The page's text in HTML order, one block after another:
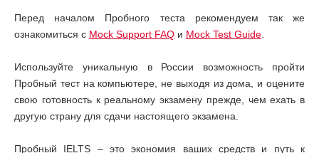
Перед началом Пробного теста рекомендуем так же
ознакомиться с Mock Support FAQ и Mock Test Guide
Используйте уникальную в России возможность пройти
Пробный тест на компьютере, не выходя из дома, и оцените
свою готовность к реальному экзамену прежде, чем ехать в
другую страну для сдачи настоящего экзамена.
Пробный IELTS – это экономия ваших средств и путь к